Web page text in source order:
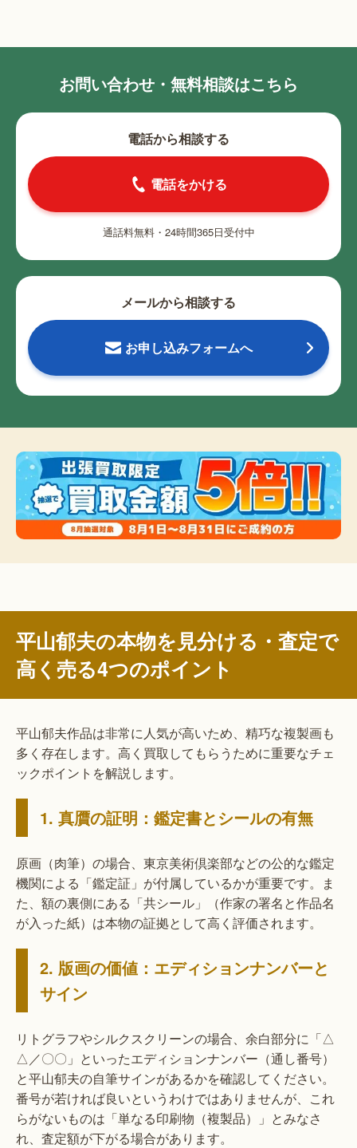
お問い合わせ・無料相談はこちら
電話から相談する
電話をかける
通話料無料・24時間365日受付中
メールから相談する
お申し込みフォームへ
平山郁夫の本物を見分ける・査定で
高く売る4つのポイント
平山郁夫作品は非常に人気が高いため、精巧な複製画も
多く存在します。高く買取してもらうために重要なチェ
ックポイントを解説します。
1. 真贋の証明：鑑定書とシールの有無
原画（肉筆）の場合、東京美術倶楽部などの公的な鑑定
機関による「鑑定証」が付属しているかが重要です。ま
た、額の裏側にある「共シール」（作家の署名と作品名
が入った紙）は本物の証拠として高く評価されます。
2. 版画の価値：エディションナンバーと
サイン
リトグラフやシルクスクリーンの場合、余白部分に「△
△／〇〇」といったエディションナンバー（通し番号）
と平山郁夫の自筆サインがあるかを確認してください。
番号が若ければ良いというわけではありませんが、これ
らがないものは「単なる印刷物（複製品）」とみなさ
れ、査定額が下がる場合があります。